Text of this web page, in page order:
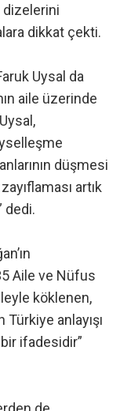
dizelerini
dikkat çekti.
Uysal da
aile üzerinde
düşmesi
artık
dedi.
Aile ve Nüfus
köklenen,
anlayışı
ifadesidir”